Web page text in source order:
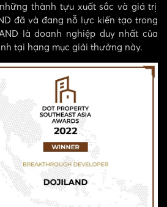
những thành tựu xuất sắc và giá trị
đã và đang nỗ lực kiến tạo trong
là doanh nghiệp duy nhất của
tại hạng mục giải thưởng này.